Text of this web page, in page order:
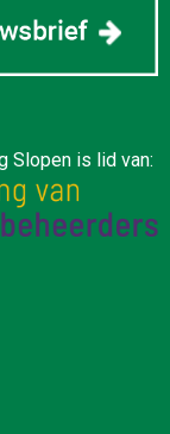
Slopen is lid van: